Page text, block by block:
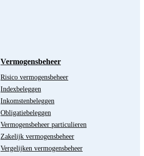
Vermogensbeheer
Risico vermogensbeheer
Indexbeleggen
Inkomstenbeleggen
Obligatiebeleggen
Vermogensbeheer particulieren
Zakelijk vermogensbeheer
Vergelijken vermogensbeheer